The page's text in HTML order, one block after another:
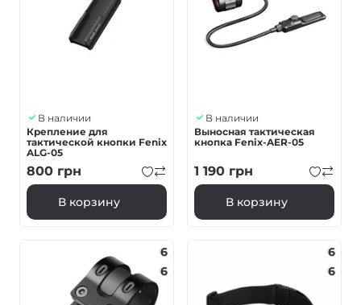
В наличии
Крепление для
тактической кнопки Fenix
ALG-05
800 грн
В корзину
В наличии
Выносная тактическая
кнопка Fenix-AER-05
1 190 грн
В корзину
6
6
6
6